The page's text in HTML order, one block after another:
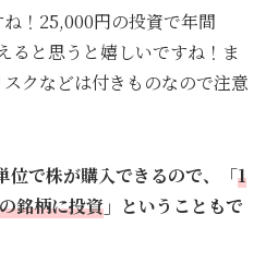
！25,000円の投資で年間
ると思うと嬉しいですね！ま
クなどは付きものなので注意
で株が購入できるので、「1
銘柄に投資 」ということもで